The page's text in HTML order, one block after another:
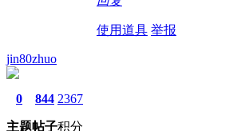
使用道具 举报
jin80zhuo
0
主题
844
帖子
2367
积分